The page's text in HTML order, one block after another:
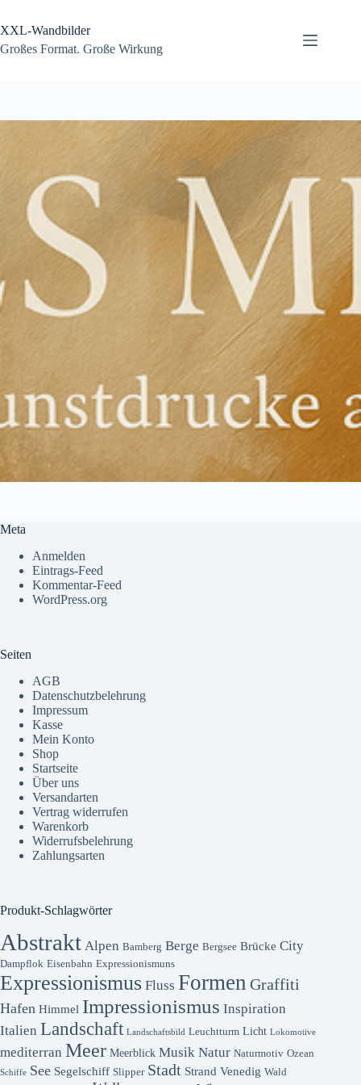
springen
XXL-Wandbilder
Großes Format. Große Wirkung
Meta
Anmelden
Eintrags-Feed
Kommentar-Feed
WordPress.org
Seiten
AGB
Datenschutzbelehrung
Impressum
Kasse
Mein Konto
Shop
Startseite
Über uns
Versandarten
Vertrag widerrufen
Warenkorb
Widerrufsbelehrung
Zahlungsarten
Produkt-Schlagwörter
Abstrakt Alpen Bamberg Berge Bergsee Brücke City
Dampflok Eisenbahn Expressionismuns
Expressionismus Fluss Formen Graffiti
Hafen Himmel Impressionismus Inspiration
Italien Landschaft Landschaftsbild Leuchtturm Licht Lokomotive
mediterran Meer Meerblick Musik Natur Naturmotiv Ozean
Schiffe See Segelschiff Slipper Stadt Strand Venedig Wald